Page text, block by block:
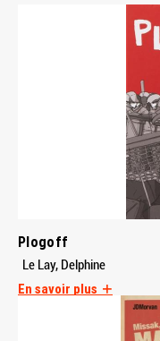
Plogoff
Le Lay, Delphine
En savoir plus